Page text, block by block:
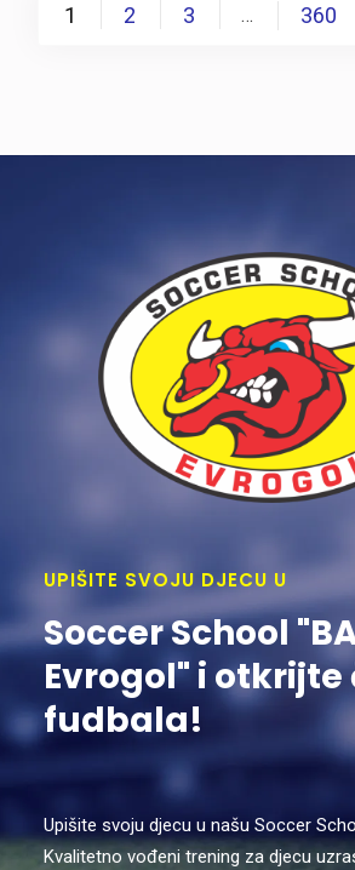
1 2 3 … 360
UPIŠITE SVOJU DJECU U
Soccer School
Evrogol" i otkrijte
fudbala!
Upišite svoju djecu u našu Soccer
Kvalitetno vođeni trening za djecu